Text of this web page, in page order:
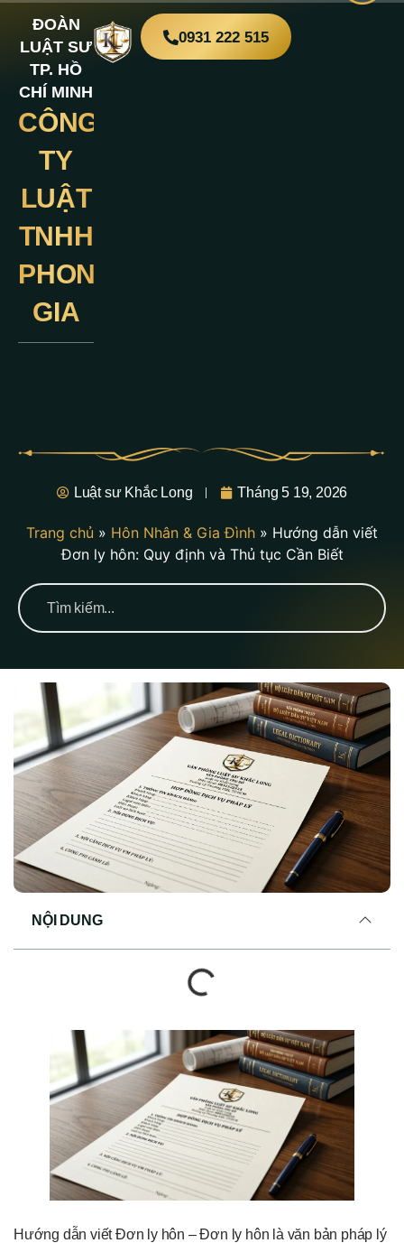
ĐOÀN
LUẬT SƯ
TP. HỒ
CHÍ MINH
CÔNG
TY
LUẬT
TNHH
PHONG
GIA
0931 222 515
Luật sư Khắc Long Tháng 5 19, 2026
Trang chủ » Hôn Nhân & Gia Đình » Hướng dẫn viết
Đơn ly hôn: Quy định và Thủ tục Cần Biết
NỘI DUNG
Hướng dẫn viết Đơn ly hôn – Đơn ly hôn là văn bản pháp lý